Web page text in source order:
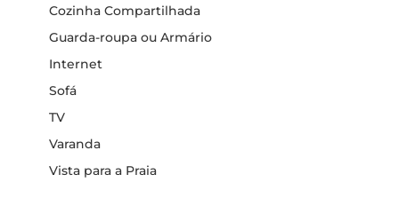
Cozinha Compartilhada
Guarda-roupa ou Armário
Internet
Sofá
TV
Varanda
Vista para a Praia